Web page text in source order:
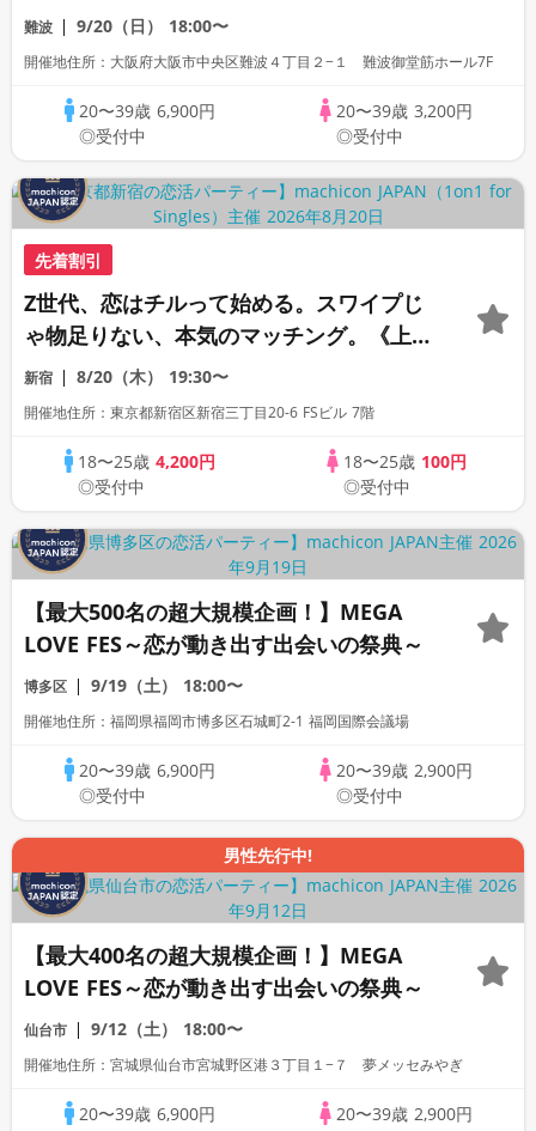
難波 9/20（日） 18:00〜
開催地住所：大阪府大阪市中央区難波４丁目２−１ 難波御堂筋ホール7F
20〜39歳 6,900円
◎受付中
20〜39歳 3,200円
◎受付中
先着割引
Z世代、恋はチルって始める。スワイプじ
ゃ物足りない、本気のマッチング。《上質
な1対1相席専用会場》《全席半個室》《飲
み放題付き》《machicon JAPAN主催》
新宿 8/20（木） 19:30〜
開催地住所：東京都新宿区新宿三丁目20-6 FSビル 7階
18〜25歳4,200円
◎受付中
18〜25歳 100円
◎受付中
【最大500名の超大規模企画！】MEGA
LOVE FES～恋が動き出す出会いの祭典～
博多区 9/19（土） 18:00〜
開催地住所：福岡県福岡市博多区石城町2-1 福岡国際会議場
20〜39歳 6,900円
◎受付中
20〜39歳 2,900円
◎受付中
男性先行中!
【最大400名の超大規模企画！】MEGA
LOVE FES～恋が動き出す出会いの祭典～
仙台市 9/12（土） 18:00〜
開催地住所：宮城県仙台市宮城野区港３丁目１−７ 夢メッセみやぎ
20〜39歳 6,900円
20〜39歳 2,900円